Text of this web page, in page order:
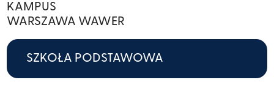
KAMPUS
WARSZAWA WAWER
SZKOŁA PODSTAWOWA